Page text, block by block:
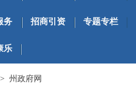
务 招商引资 专题专栏
乐
> 州政府网